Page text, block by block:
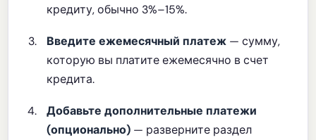
кредиту, обычно 3%–15%.
Введите ежемесячный платеж — сумму,
которую вы платите ежемесячно в счет
кредита.
Добавьте дополнительные платежи
(опционально) — разверните раздел